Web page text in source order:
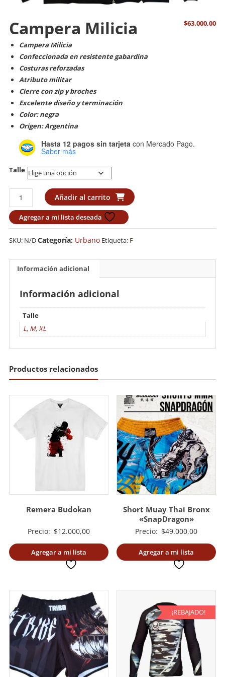
Campera Milicia $63.000,00
Campera Milicia
Confeccionada en resistente gabardina
Costuras reforzadas
Atributo militar
Cierre con zip y broches
Excelente diseño y terminación
Color: negra
Origen: Argentina
Hasta 12 pagos sin tarjeta con Mercado Pago.
Saber más
Talle
Campera
Milicia
cantidad
Añadir al carrito
Agregar a mi lista deseada
SKU: N/DCategoría: Urbano Etiqueta: F
Información adicional
Información adicional
Talle
L, M,XL
Productos relacionados
Remera Budokan
Precio: $12.000,00
Agregar a mi lista
Short Muay Thai Bronx
«SnapDragon»
Precio: $49.000,00
Agregar a mi lista
¡REBAJADO!